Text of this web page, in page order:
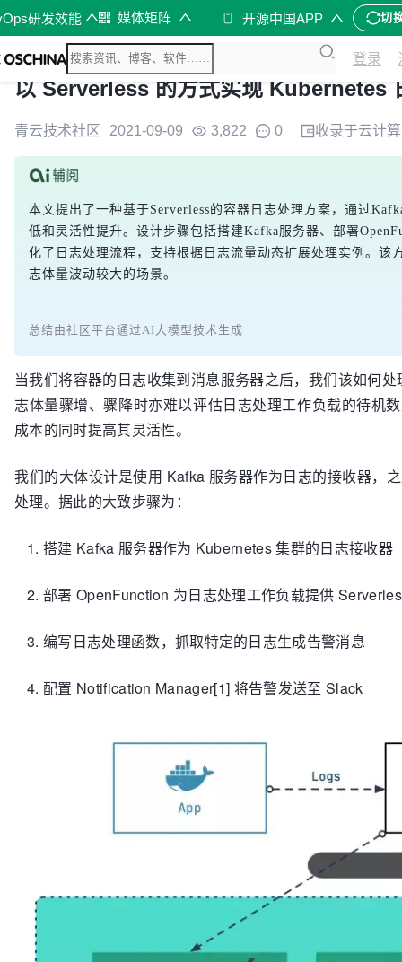
研发效能 媒体矩阵 开源中国APP 切
登录
以 Serverless 的方式实现 Kubernetes
青云技术社区 2021-09-09 3,822 0 收录于云计算
本文提出了一种基于Serverless的容器日志处理方案，通过
低和灵活性提升。设计步骤包括搭建Kafka服务器、部署
化了日志处理流程，支持根据日志流量动态扩展处理实例。该
志体量波动较大的场景。
总结由社区平台通过AI大模型技术生成
当我们将容器的日志收集到消息服务器之后，我们该如何
志体量骤增、骤降时亦难以评估日志处理工作负载的待机
成本的同时提高其灵活性。
我们的大体设计是使用 Kafka 服务器作为日志的接收器，
处理。据此的大致步骤为：
搭建 Kafka 服务器作为 Kubernetes 集群的日志接收器
部署 OpenFunction 为日志处理工作负载提供
编写日志处理函数，抓取特定的日志生成告警消息
配置 Notification Manager[1] 将告警发送至 Slack